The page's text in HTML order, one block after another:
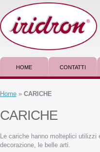
HOME CONTATTI
Home » CARICHE
CARICHE
Le cariche hanno molteplici
decorazione, le belle arti.